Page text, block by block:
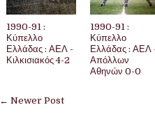
1990-91 :
Κύπελλο
Ελλάδας : ΑΕΛ -
Κιλκισιακός 4-2
1990-91 :
Κύπελλο
Ελλάδας : ΑΕΛ
Απόλλων
Αθηνών 0-0
← Newer Post